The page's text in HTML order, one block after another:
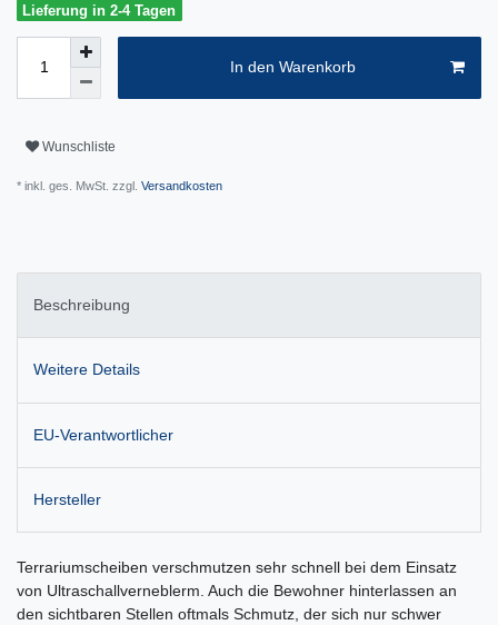
Lieferung in 2-4 Tagen
In den Warenkorb
Wunschliste
* inkl. ges. MwSt. zzgl. Versandkosten
Beschreibung
Weitere Details
EU-Verantwortlicher
Hersteller
Terrariumscheiben verschmutzen sehr schnell bei dem Einsatz
von Ultraschallverneblerm. Auch die Bewohner hinterlassen an
den sichtbaren Stellen oftmals Schmutz, der sich nur schwer